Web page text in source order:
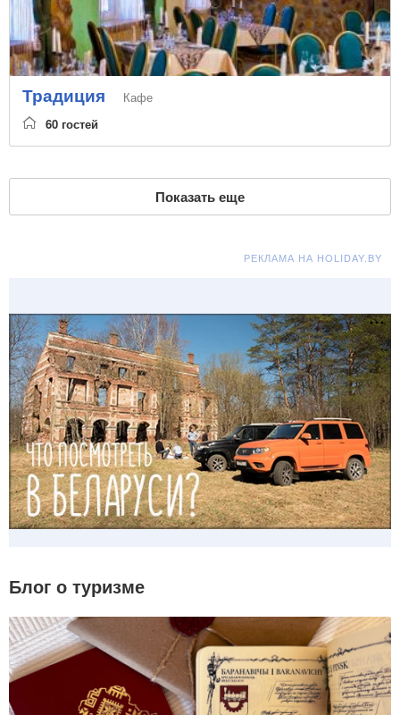
Традиция
Кафе
60 гостей
Показать еще
РЕКЛАМА НА HOLIDAY.BY
Блог о туризме